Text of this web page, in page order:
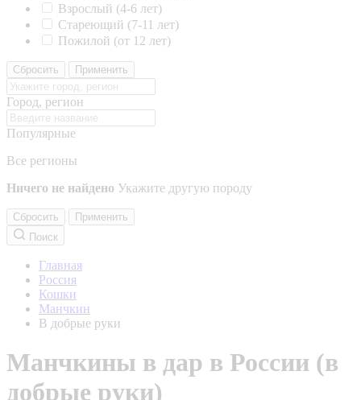
Взрослый (4-6 лет)
Стареющий (7-11 лет)
Пожилой (от 12 лет)
Сбросить Применить
Город, регион
Популярные
Все регионы
Ничего не найдено Укажите другую породу
Сбросить
Применить
Поиск
Главная
Россия
Кошки
Манчкин
В добрые руки
Манчкины в дар в России (в
добрые руки)